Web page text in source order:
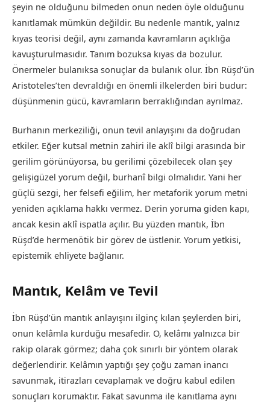
şeyin ne olduğunu bilmeden onun neden öyle olduğunu
kanıtlamak mümkün değildir. Bu nedenle mantık, yalnız
kıyas teorisi değil, aynı zamanda kavramların açıklığa
kavuşturulmasıdır. Tanım bozuksa kıyas da bozulur.
Önermeler bulanıksa sonuçlar da bulanık olur. İbn Rüşd’ün
Aristoteles’ten devraldığı en önemli ilkelerden biri budur:
düşünmenin gücü, kavramların berraklığından ayrılmaz.
Burhanın merkeziliği, onun tevil anlayışını da doğrudan
etkiler. Eğer kutsal metnin zahiri ile aklî bilgi arasında bir
gerilim görünüyorsa, bu gerilimi çözebilecek olan şey
gelişigüzel yorum değil, burhanî bilgi olmalıdır. Yani her
güçlü sezgi, her felsefi eğilim, her metaforik yorum metni
yeniden açıklama hakkı vermez. Derin yoruma giden kapı,
ancak kesin aklî ispatla açılır. Bu yüzden mantık, İbn
Rüşd’de hermenötik bir görev de üstlenir. Yorum yetkisi,
epistemik ehliyete bağlanır.
Mantık, Kelâm ve Tevil
İbn Rüşd’ün mantık anlayışını ilginç kılan şeylerden biri,
onun kelâmla kurduğu mesafedir. O, kelâmı yalnızca bir
rakip olarak görmez; daha çok sınırlı bir yöntem olarak
değerlendirir. Kelâmın yaptığı şey çoğu zaman inancı
savunmak, itirazları cevaplamak ve doğru kabul edilen
sonuçları korumaktır. Fakat savunma ile kanıtlama aynı